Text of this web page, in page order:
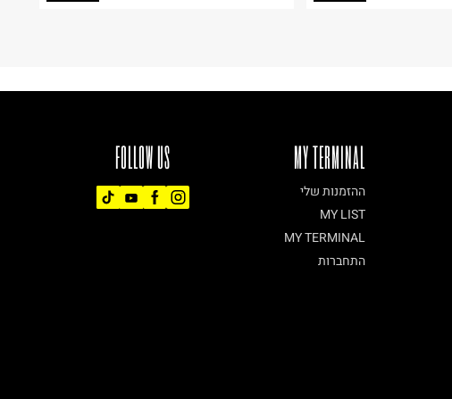
FOLLOW US MY TERMINAL
ההזמנות שלי
MY LIST
MY TERMINAL
התחברות